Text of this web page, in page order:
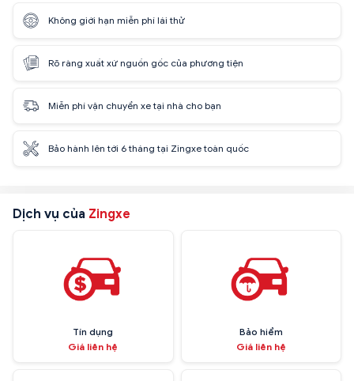
Không giới hạn miễn phí lái thử
Rõ ràng xuất xứ nguồn gốc của phương tiện
Miễn phí vận chuyển xe tại nhà cho bạn
Bảo hành lên tới 6 tháng tại Zingxe toàn quốc
Dịch vụ của Zingxe
Tín dụng
Giá liên hệ
Bảo hiểm
Giá liên hệ